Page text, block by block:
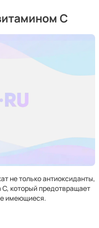
С
не только антиоксиданты,
С, который предотвращает
имеющиеся.